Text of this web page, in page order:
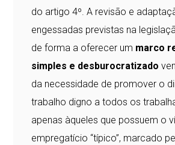
do artigo 4º. A revisão e
engessadas previstas na
de forma a oferecer um marco
simples e desburocratizado
da necessidade de promover o
trabalho digno a todos os
apenas àqueles que possuem o
empregatício “típico”, marcado